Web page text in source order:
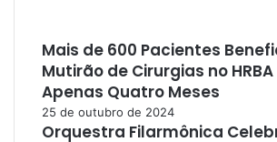
Mais de 600 Pacientes
Mutirão de Cirurgias no
Apenas Quatro Meses
25 de outubro de 2024
Orquestra Filarmônica